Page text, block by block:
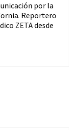
por la
Reportero
ZETA desde